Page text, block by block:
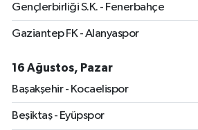
Gençlerbirliği S.K. - Fenerbahçe
Gaziantep FK - Alanyaspor
16 Ağustos, Pazar
Başakşehir - Kocaelispor
Beşiktaş - Eyüpspor